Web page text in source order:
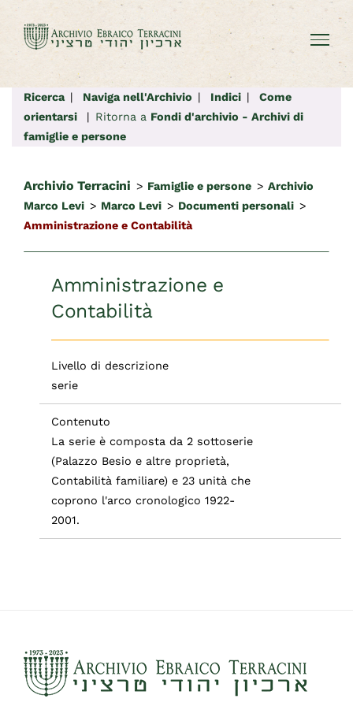
Salta
contenuto
Ricerca | Naviga nell'Archivio | Indici | Come
orientarsi | Ritorna a Fondi d'archivio - Archivi di
famiglie e persone
Archivio Terracini > Famiglie e persone> Archivio
Marco Levi > Marco Levi > Documenti personali >
Amministrazione e Contabilità
Amministrazione e
Contabilità
Livello di descrizione
serie
Contenuto
La serie è composta da 2 sottoserie
(Palazzo Besio e altre proprietà,
Contabilità familiare) e 23 unità che
coprono l'arco cronologico 1922-
2001.